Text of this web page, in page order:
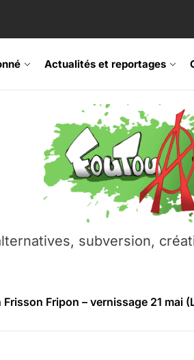
Actualités et reportages
subversion,
Fripon – vernissage 21 mai
Festival – Samedi 18 juillet
Ŝtono, un livre réalisé par Michaël
contre l’A412 à l’Établi
Fripon – vernissage 21 mai
Festival – Samedi 18 juillet